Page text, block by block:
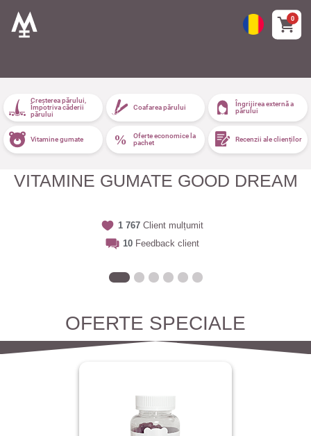
0
Creșterea părului,
Împotriva căderii
părului
Coafarea părului
Îngrijirea externă a
părului
Vitamine gumate
Oferte economice la
pachet
Recenzii ale clienților
VITAMINE GUMATE GOOD DREAM
1 767 Client mulțumit
10 Feedback client
OFERTE SPECIALE